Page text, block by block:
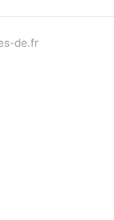
de.fr